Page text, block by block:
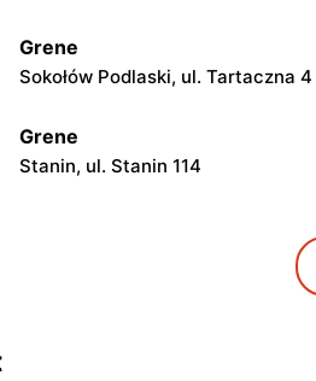
Grene
Sokołów Podlaski, ul. Tartaczna 4
Grene
Stanin, ul. Stanin 114